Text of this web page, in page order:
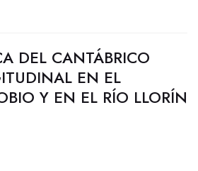
DEL CANTÁBRICO
EN EL
Y EN EL RÍO LLORÍN